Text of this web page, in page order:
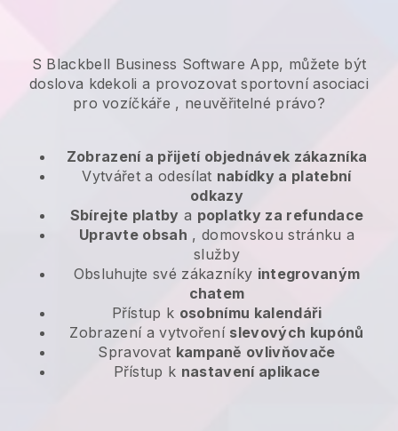
S Blackbell Business Software App, můžete být
doslova kdekoli a provozovat sportovní asociaci
pro vozíčkáře , neuvěřitelné právo?
Zobrazení a přijetí objednávek zákazníka
Vytvářet a odesílat nabídky a platební
odkazy
Sbírejte platby a poplatky za refundace
Upravte obsah , domovskou stránku a
služby
Obsluhujte své zákazníky integrovaným
chatem
Přístup k osobnímu kalendáři
Zobrazení a vytvoření slevových kupónů
Spravovat kampaně ovlivňovače
Přístup k nastavení aplikace